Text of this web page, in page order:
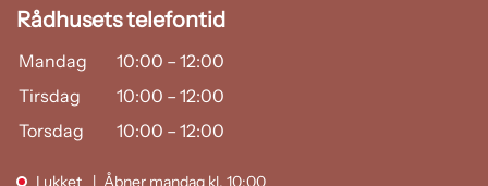
Rådhusets telefontid
Mandag 10:00 – 12:00
Tirsdag
10:00 – 12:00
Torsdag
10:00 – 12:00
Lukket Åbner mandag kl. 10:00